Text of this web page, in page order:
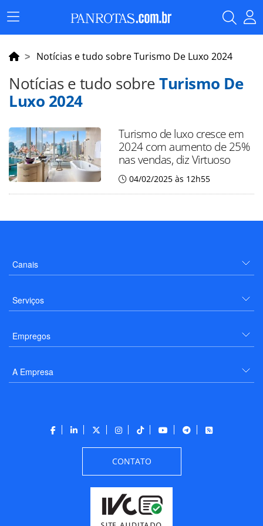
Menu
Principal
Notícias e tudo sobre Turismo De Luxo 2024
Notícias e tudo sobreTurismo De
Luxo 2024
Turismo de luxo cresce em
2024 com aumento de 25%
nas vendas, diz Virtuoso
04/02/2025 às 12h55
Canais
Serviços
Empregos
A Empresa
CONTATO